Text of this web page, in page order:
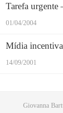
Tarefa urgente
01/04/2004
Mídia
14/09/2001
Giovanna